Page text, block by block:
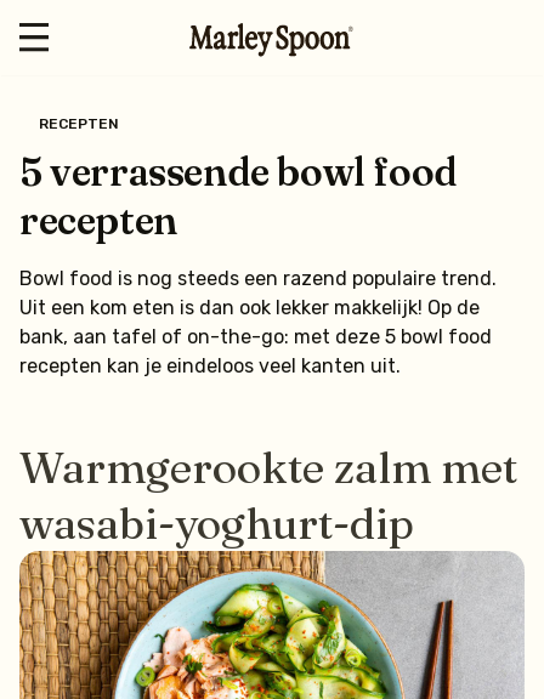
RECEPTEN
5 verrassende bowl food
recepten
Bowl food is nog steeds een razend populaire trend.
Uit een kom eten is dan ook lekker makkelijk! Op de
bank, aan tafel of on-the-go: met deze 5 bowl food
recepten kan je eindeloos veel kanten uit.
Warmgerookte zalm met
wasabi-yoghurt-dip